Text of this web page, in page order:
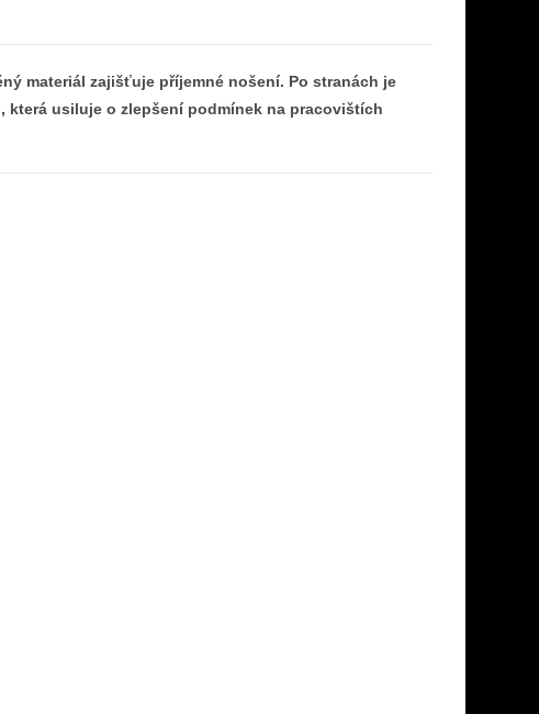
materiál zajišťuje příjemné nošení. Po stranách je
která usiluje o zlepšení podmínek na pracovištích